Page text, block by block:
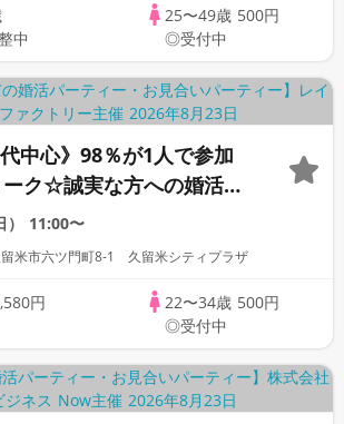
中
25〜49歳 500円
◎受付中
中心》98％が1人で参加
ク☆誠実な方への婚活パ
11:00〜
米市六ツ門町8-1 久留米シティプラザ
円
22〜34歳 500円
◎受付中